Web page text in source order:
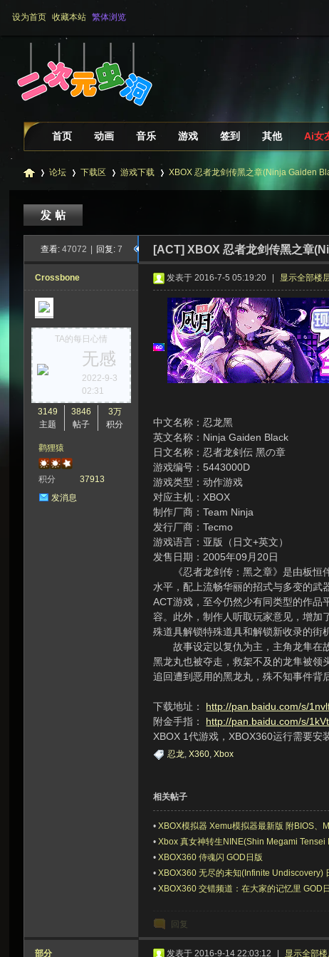
设为首页 收藏本站 繁体浏览
首页 动画 音乐 游戏 签到 其他 Ai女
二
次
»
论坛
›
下载区
›
游戏下载
›
XBOX 忍者龙剑传黑之章(Ninja Gaiden
查看: 47072 回复: 7 [ACT]XBOX 忍者龙剑传黑之章
Crossbone
TA的每日心情
无感
2022-9-3
02:31
3149
主题
3846
帖子
3万
积分
鹳狸猿
积分
37913
发消息
发表于 2016-7-5 05:19:20 显示全部楼
中文名称：忍龙黑
英文名称：Ninja Gaiden Black
日文名称：忍者龙剣伝 黑の章
游戏编号：5443000D
游戏类型：动作游戏
对应主机：XBOX
制作厂商：Team Ninja
发行厂商：Tecmo
游戏语言：亚版（日文+英文）
发售日期：2005年09月20日
《忍者龙剑传：黑之章》是由板恒伴
水平，配上流畅华丽的招式与多变的武
ACT游戏，至今仍然少有同类型的作品
容。此外，制作人听取玩家意见，增加
殊道具解锁特殊道具和解锁新收录的街
故事设定以复仇为主，主角龙隼在故
黑龙丸也被夺走，救架不及的龙隼被领
追回遭到恶用的黑龙丸，殊不知事件背
下载地址： http://pan.baidu.com/s/
附金手指： http://pan.baidu.com/s/
XBOX 1代游戏，XBOX360运行需要安
忍龙,X360,Xbox
相关帖子
•XBOX模拟器 Xemu模拟器最新版 附BIOS、
•Xbox 真女神转生NINE(Shin Megami Tensei
•XBOX360 侍魂闪 GOD日版
•XBOX360 无尽的未知(Infinite Undiscovery)
•XBOX360 交错频道：在大家的记忆里 GOD
回复
部分 发表于 2016-9-14 22:03:12 显示全部